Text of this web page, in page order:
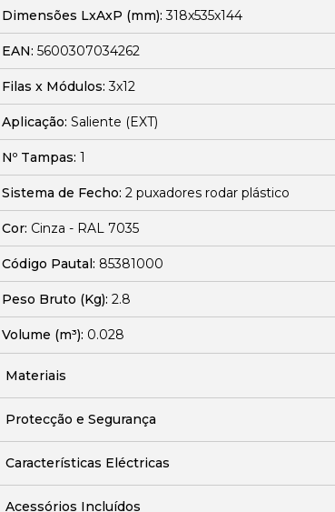
Dimensões LxAxP (mm):318x535x144
EAN: 5600307034262
Filas x Módulos:3x12
Aplicação: Saliente (EXT)
Nº Tampas: 1
Sistema de Fecho: 2 puxadores rodar plástico
Cor: Cinza - RAL 7035
Código Pautal: 85381000
Peso Bruto (Kg): 2.8
Volume (m³): 0.028
Materiais
Protecção e Segurança
Características Eléctricas
Acessórios Incluídos